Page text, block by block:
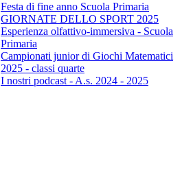
Festa di fine anno Scuola Primaria
GIORNATE DELLO SPORT 2025
Esperienza olfattivo-immersiva - Scuola
Primaria
Campionati junior di Giochi Matematici
2025 - classi quarte
I nostri podcast - A.s. 2024 - 2025